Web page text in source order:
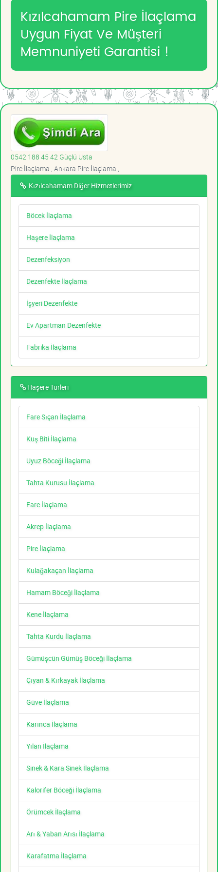
Kızılcahamam Pire İlaçlama
Uygun Fiyat Ve Müşteri
Memnuniyeti Garantisi !
0542 188 45 42 Güçlü Usta
Pire İlaçlama , Ankara Pire İlaçlama ,
Kızılcahamam Diğer Hizmetlerimiz
Böcek İlaçlama
Haşere İlaçlama
Dezenfeksiyon
Dezenfekte İlaçlama
İşyeri Dezenfekte
Ev Apartman Dezenfekte
Fabrika İlaçlama
Haşere Türleri
Fare Sıçan İlaçlama
Kuş Biti İlaçlama
Uyuz Böceği İlaçlama
Tahta Kurusu İlaçlama
Fare İlaçlama
Akrep İlaçlama
Pire İlaçlama
Kulağakaçan İlaçlama
Hamam Böceği İlaçlama
Kene İlaçlama
Tahta Kurdu İlaçlama
Gümüşcün Gümüş Böceği İlaçlama
Çıyan & Kırkayak İlaçlama
Güve İlaçlama
Karınca İlaçlama
Yılan İlaçlama
Sinek & Kara Sinek İlaçlama
Kalorifer Böceği İlaçlama
Örümcek İlaçlama
Arı & Yaban Arısı İlaçlama
Karafatma İlaçlama